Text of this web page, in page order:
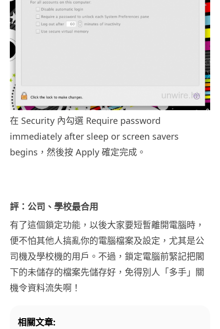
在 Security 內勾選 Require password
immediately after sleep or screen savers
begins，然後按 Apply 確定完成。
評：公司、學校最合用
有了這個鎖定功能，以後大家要短暫離開電腦時，
便不怕其他人搞亂你的電腦檔案及設定，尤其是公
司機及學校機的用戶。不過，鎖定電腦前緊記把閣
下的未儲存的檔案先儲存好，免得別人「多手」關
機令資料流失啊！
相關文章: